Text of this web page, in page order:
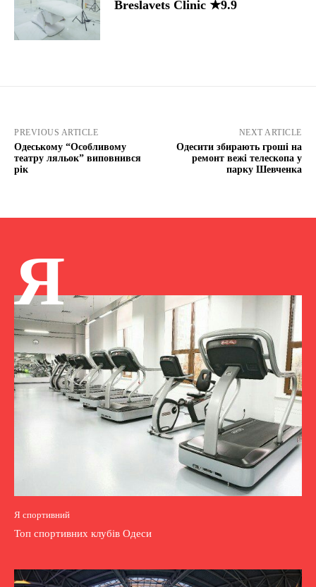
Breslavets Clinic ★9.9
PREVIOUS ARTICLE
Одеському “Особливому
театру ляльок” виповнився
рік
NEXT ARTICLE
Одесити збирають гроші на
ремонт вежі телескопа у
парку Шевченка
Я
Я спортивний
Топ спортивних клубів Одеси